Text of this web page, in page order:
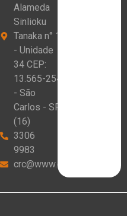
Alameda
Sinlioku
Tanaka n° 1
- Unidade
34 CEP:
13.565-254
- São
Carlos - SP
(16)
3306
9983
crc@www.crceram.com.br